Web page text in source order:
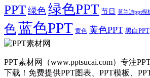
PPT 绿色 绿色PPT 节日 莫兰迪ppt模
色蓝色PPT 黄色 黄色PPT 黑白PPT
PPT素材网（www.pptsucai.com）专注
下载！免费提供PPT图表、PPT模板、